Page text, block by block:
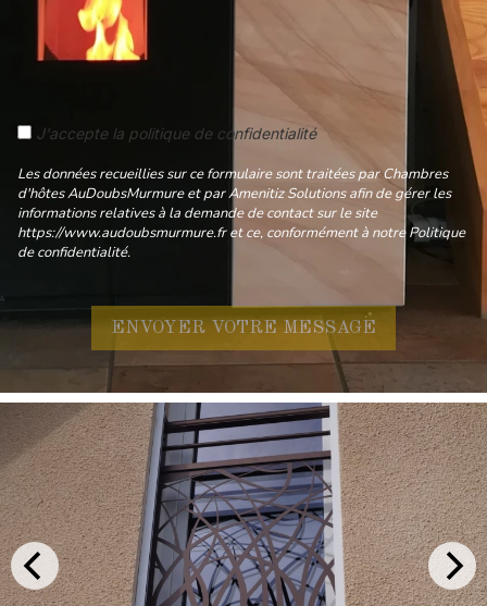
J'accepte la politique de confidentialité
Les données recueillies sur ce formulaire sont traitées par Chambres
d'hôtes AuDoubsMurmure et par Amenitiz Solutions afin de gérer les
informations relatives à la demande de contact sur le site
https://www.audoubsmurmure.fr et ce, conformément à notre Politique
de confidentialité.